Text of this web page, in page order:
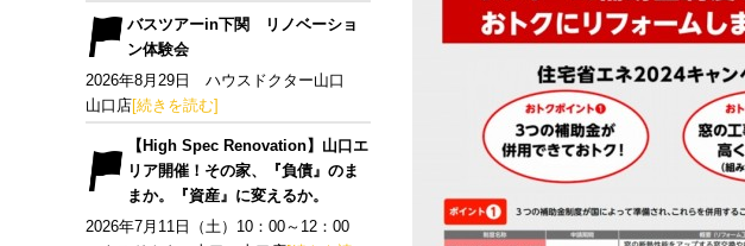
バスツアーin下関 リノベーショ
ン体験会
2026年8月29日 ハウスドクター山口
山口店[続きを読む]
【High Spec Renovation】山口エ
リア開催！その家、『負債』のま
まか。『資産』に変えるか。
2026年7月11日（土）10：00～12：00